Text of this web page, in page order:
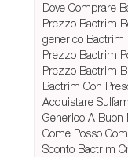
Dove Comprare
Prezzo Bactrim
generico Bactrim
Prezzo Bactrim
Prezzo Bactrim
Bactrim Con
Acquistare
Generico A Buon
Come Posso
Sconto Bactrim